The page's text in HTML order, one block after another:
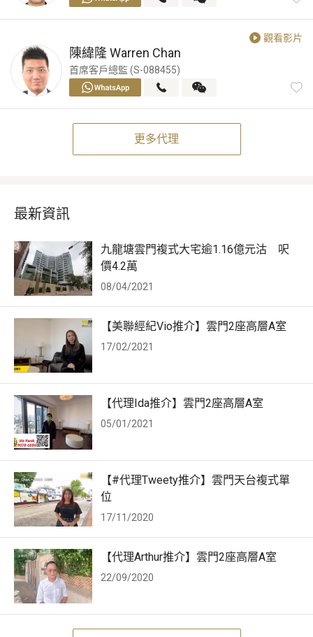
觀看影片
陳緯隆Warren Chan
首席客戶總監 (S-088455)
更多代理
最新資訊
九龍塘雲門複式大宅逾1.16億元沽 呎
價4.2萬
08/04/2021
【美聯經紀Vio推介】雲門2座高層A室
17/02/2021
【代理Ida推介】雲門2座高層A室
05/01/2021
【#代理Tweety推介】雲門天台複式單
位
17/11/2020
【代理Arthur推介】雲門2座高層A室
22/09/2020